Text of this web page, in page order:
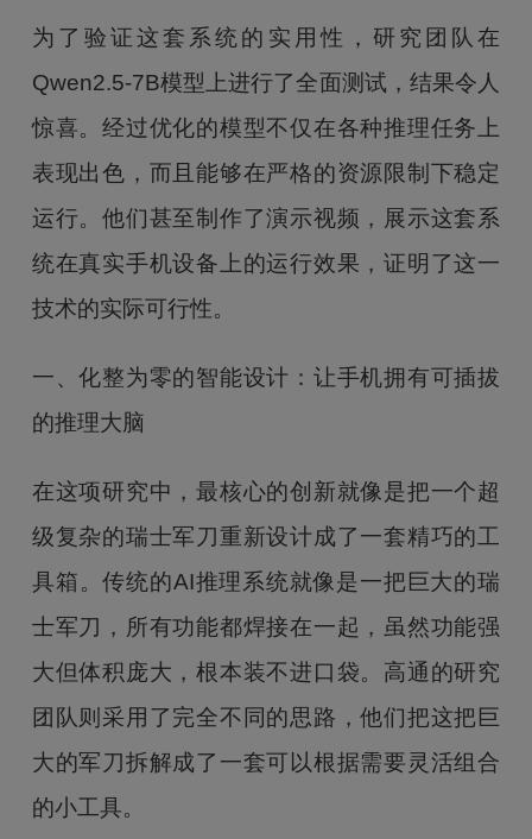
为了验证这套系统的实用性，研究团队在
Qwen2.5-7B模型上进行了全面测试，结果令人
惊喜。经过优化的模型不仅在各种推理任务上
表现出色，而且能够在严格的资源限制下稳定
运行。他们甚至制作了演示视频，展示这套系
统在真实手机设备上的运行效果，证明了这一
技术的实际可行性。
一、化整为零的智能设计：让手机拥有可插拔
的推理大脑
在这项研究中，最核心的创新就像是把一个超
级复杂的瑞士军刀重新设计成了一套精巧的工
具箱。传统的AI推理系统就像是一把巨大的瑞
士军刀，所有功能都焊接在一起，虽然功能强
大但体积庞大，根本装不进口袋。高通的研究
团队则采用了完全不同的思路，他们把这把巨
大的军刀拆解成了一套可以根据需要灵活组合
的小工具。